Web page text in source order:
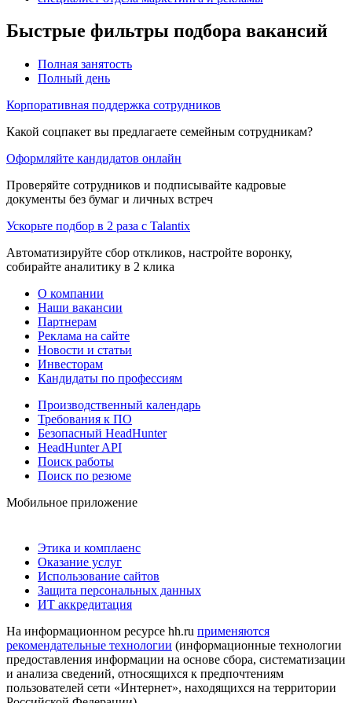
Быстрые фильтры подбора вакансий
Полная занятость
Полный день
Корпоративная поддержка сотрудников
Какой соцпакет вы предлагаете семейным сотрудникам?
Оформляйте кандидатов онлайн
Проверяйте сотрудников и подписывайте кадровые
документы без бумаг и личных встреч
Ускорьте подбор в 2 раза с Talantix
Автоматизируйте сбор откликов, настройте воронку,
собирайте аналитику в 2 клика
О компании
Наши вакансии
Партнерам
Реклама на сайте
Новости и статьи
Инвесторам
Кандидаты по профессиям
Производственный календарь
Требования к ПО
Безопасный HeadHunter
HeadHunter API
Поиск работы
Поиск по резюме
Мобильное приложение
Этика и комплаенс
Оказание услуг
Использование сайтов
Защита персональных данных
ИТ аккредитация
На информационном ресурсе hh.ru применяются
рекомендательные технологии (информационные технологии
предоставления информации на основе сбора, систематизации
и анализа сведений, относящихся к предпочтениям
пользователей сети «Интернет», находящихся на территории